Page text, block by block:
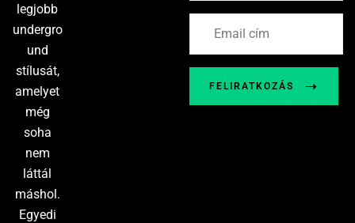
legjobb
undergro
und
stílusát,
amelyet
még
soha
nem
láttál
máshol.
Egyedi
FELIRATKOZÁS